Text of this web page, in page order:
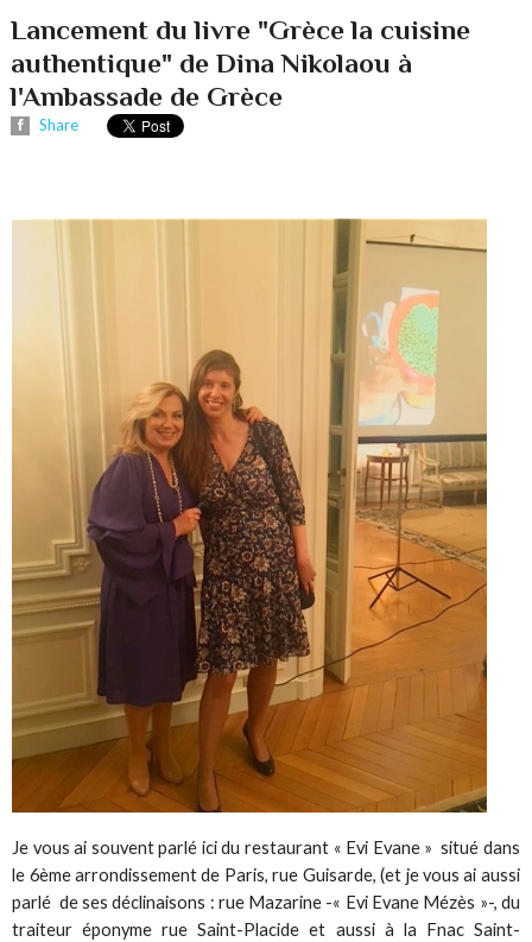
Lancement du livre "Grèce la cuisine
authentique" de Dina Nikolaou à
l'Ambassade de Grèce
Share
Je vous ai souvent parlé ici du restaurant « Evi Evane » situé dans
le 6ème arrondissement de Paris, rue Guisarde, (et je vous ai aussi
parlé de ses déclinaisons : rue Mazarine -« Evi Evane Mézès »-, du
traiteur éponyme rue Saint-Placide et aussi à la Fnac Saint-